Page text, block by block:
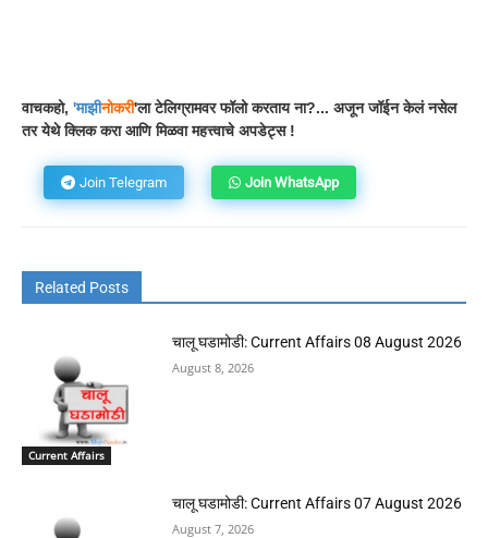
वाचकहो, 'माझीनोकरी'ला टेलिग्रामवर फॉलो करताय ना?... अजून जॉईन केलं नसेल
तर येथे क्लिक करा आणि मिळवा महत्त्वाचे अपडेट्स !
Join Telegram Join WhatsApp
Related Posts
Current Affairs
चालू घडामोडी: Current Affairs 08 August 2026
August 8, 2026
चालू घडामोडी: Current Affairs 07 August 2026
August 7, 2026